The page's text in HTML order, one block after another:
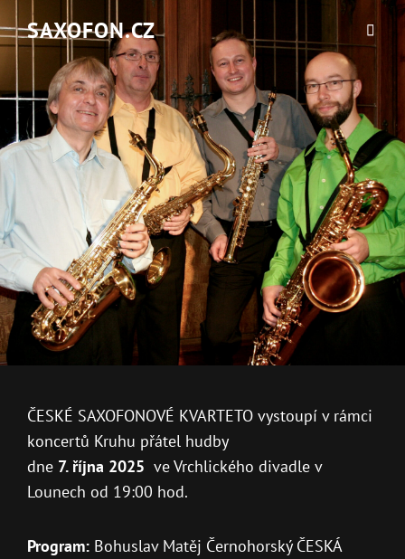
SAXOFON.CZ
ČESKÉ SAXOFONOVÉ KVARTETO vystoupí v rámci
koncertů Kruhu přátel hudby
dne 7. října 2025 ve Vrchlického divadle v
Lounech od 19:00 hod.
Program: Bohuslav Matěj Černohorský ČESKÁ